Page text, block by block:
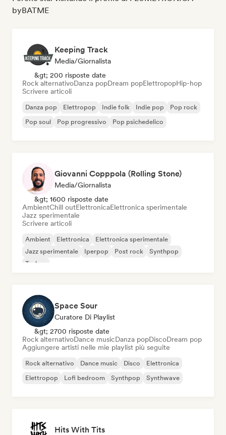
byBATME
Keeping Track
Media/Giornalista
&gt; 200 risposte date
Rock alternativoDanza popDream popElettropopHip-hop
Scrivere articoli
Danza pop Elettropop Indie folk Indie pop
Pop rock
Pop soul
Pop progressivo Pop psichedelico
Giovanni Copppola (Rolling Stone)
Media/Giornalista
&gt; 1600 risposte date
AmbientChill outElettronicaElettronica sperimentale
Jazz sperimentale
Scrivere articoli
Ambient Elettronica
Elettronica sperimentale
Jazz sperimentale
Iperpop Post rock
Synthpop
Techno
Space Sour
Curatore Di Playlist
&gt; 2700 risposte date
Rock alternativoDance musicDanza popDiscoDream pop
Aggiungere artisti nelle mie playlist più seguite
Rock alternativo Dance music Disco
Elettronica
Elettropop
Lofi bedroom Synthpop Synthwave
Hits With Tits